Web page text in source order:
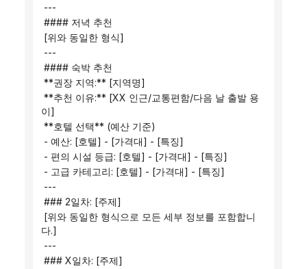
---
#### 저녁 추천
[위와 동일한 형식]
---
#### 숙박 추천
**권장 지역:** [지역명]
이]
**호텔 선택** (예산 기준)
- 예산: [호텔] - [가격대] - [특징]
- 편의 시설 등급: [호텔] - [가격대] - [특징]
- 고급 카테고리: [호텔] - [가격대] - [특징]
---
### 2일차: [주제]
다.]
---
### X일차: [주제]